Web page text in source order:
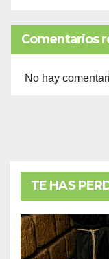
Comentarios
No hay
TE HAS